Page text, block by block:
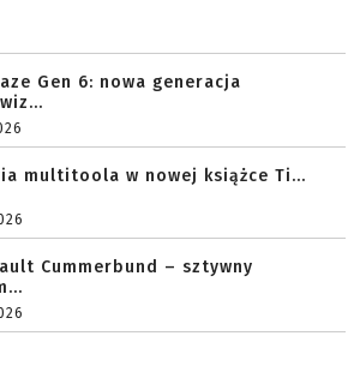
Gen 6: nowa generacja
multitoola w nowej książce Ti...
Cummerbund – sztywny